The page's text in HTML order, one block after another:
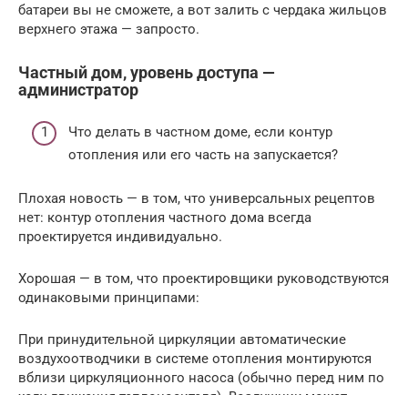
батареи вы не сможете, а вот залить с чердака жильцов
верхнего этажа — запросто.
Частный дом, уровень доступа —
администратор
Что делать в частном доме, если контур
отопления или его часть на запускается?
Плохая новость — в том, что универсальных рецептов
нет: контур отопления частного дома всегда
проектируется индивидуально.
Хорошая — в том, что проектировщики руководствуются
одинаковыми принципами:
При принудительной циркуляции автоматические
воздухоотводчики в системе отопления монтируются
вблизи циркуляционного насоса (обычно перед ним по